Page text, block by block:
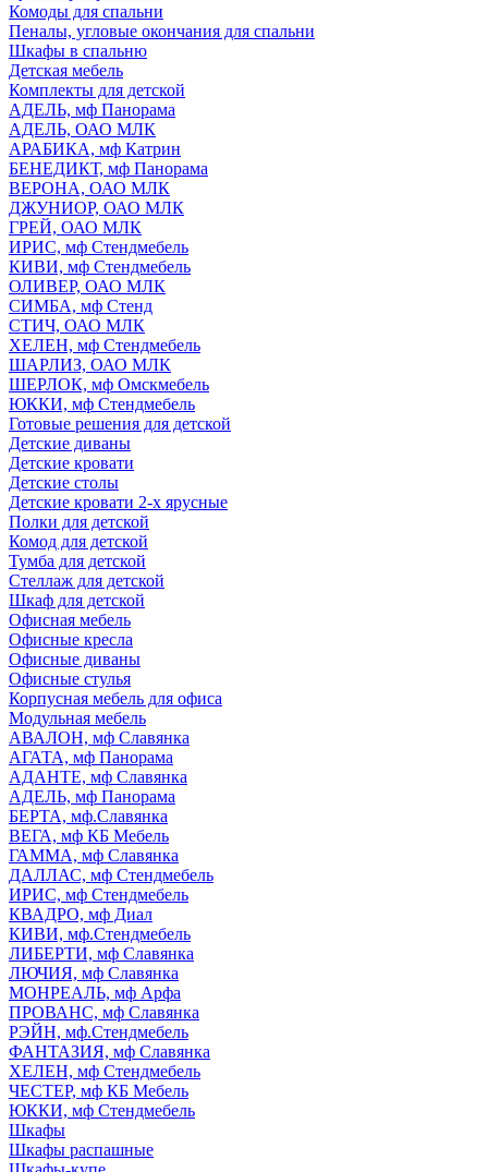
Комоды для спальни
Пеналы, угловые окончания для спальни
Шкафы в спальню
Детская мебель
Комплекты для детской
АДЕЛЬ, мф Панорама
АДЕЛЬ, ОАО МЛК
АРАБИКА, мф Катрин
БЕНЕДИКТ, мф Панорама
ВЕРОНА, ОАО МЛК
ДЖУНИОР, ОАО МЛК
ГРЕЙ, ОАО МЛК
ИРИС, мф Стендмебель
КИВИ, мф Стендмебель
ОЛИВЕР, ОАО МЛК
СИМБА, мф Стенд
СТИЧ, ОАО МЛК
ХЕЛЕН, мф Стендмебель
ШАРЛИЗ, ОАО МЛК
ШЕРЛОК, мф Омскмебель
ЮККИ, мф Стендмебель
Готовые решения для детской
Детские диваны
Детские кровати
Детские столы
Детские кровати 2-х ярусные
Полки для детской
Комод для детской
Тумба для детской
Стеллаж для детской
Шкаф для детской
Офисная мебель
Офисные кресла
Офисные диваны
Офисные стулья
Корпусная мебель для офиса
Модульная мебель
АВАЛОН, мф Славянка
АГАТА, мф Панорама
АДАНТЕ, мф Славянка
АДЕЛЬ, мф Панорама
БЕРТА, мф.Славянка
ВЕГА, мф КБ Мебель
ГАММА, мф Славянка
ДАЛЛАС, мф Стендмебель
ИРИС, мф Стендмебель
КВАДРО, мф Диал
КИВИ, мф.Стендмебель
ЛИБЕРТИ, мф Славянка
ЛЮЧИЯ, мф Славянка
МОНРЕАЛЬ, мф Арфа
ПРОВАНС, мф Славянка
РЭЙН, мф.Стендмебель
ФАНТАЗИЯ, мф Славянка
ХЕЛЕН, мф Стендмебель
ЧЕСТЕР, мф КБ Мебель
ЮККИ, мф Стендмебель
Шкафы
Шкафы распашные